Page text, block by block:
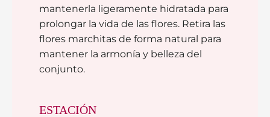
mantenerla ligeramente hidratada para
prolongar la vida de las flores. Retira las
flores marchitas de forma natural para
mantener la armonía y belleza del
conjunto.
ESTACIÓN